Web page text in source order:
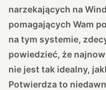
narzekających na
pomagających Wam
na tym systemie,
powiedzieć, że
nie jest tak idealny,
Potwierdza to